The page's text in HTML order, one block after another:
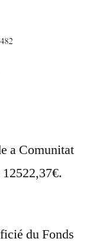
a Comunitat
du Fonds